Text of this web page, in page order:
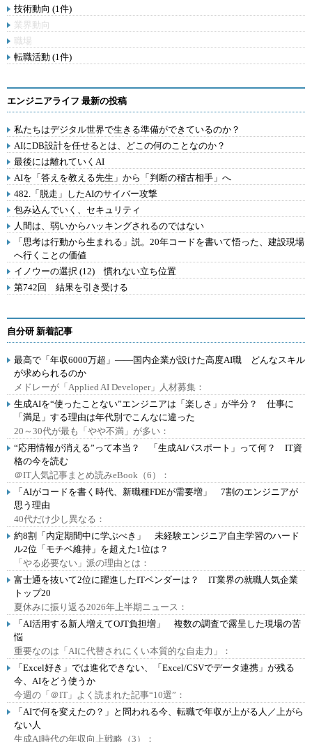
技術動向 (1件)
業界動向
職場
転職活動 (1件)
エンジニアライフ 最新の投稿
私たちはデジタル世界で生きる準備ができているのか？
AIにDB設計を任せるとは、どこの何のことなのか？
最後には離れていくAI
AIを「答えを教える先生」から「判断の稽古相手」へ
482.「脱走」したAIのサイバー攻撃
包み込んでいく、セキュリティ
人間は、弱いからハッキングされるのではない
「思考は行動から生まれる」説。20年コードを書いて悟った、建設現場
へ行くことの価値
イノウーの選択 (12) 慣れない立ち位置
第742回 結果を引き受ける
自分研 新着記事
最高で「年収6000万超」――国内企業が設けた高度AI職 どんなスキル
が求められるのか
メドレーが「Applied AI Developer」人材募集：
生成AIを“使ったことない”エンジニアは「楽しさ」が半分？ 仕事に
「満足」する理由は年代別でこんなに違った
20～30代が最も「やや不満」が多い：
“応用情報が消える”って本当？ 「生成AIパスポート」って何？ IT資
格の今を読む
＠IT人気記事まとめ読みeBook（6）：
「AIがコードを書く時代、新職種FDEが需要増」 7割のエンジニアが
思う理由
40代だけ少し異なる：
約8割「内定期間中に学ぶべき」 未経験エンジニア自主学習のハード
ル2位「モチベ維持」を超えた1位は？
「やる必要ない」派の理由とは：
富士通を抜いて2位に躍進したITベンダーは？ IT業界の就職人気企業
トップ20
夏休みに振り返る2026年上半期ニュース：
「AI活用する新人増えてOJT負担増」 複数の調査で露呈した現場の苦
悩
重要なのは「AIに代替されにくい本質的な自走力」：
「Excel好き」では進化できない、「Excel/CSVでデータ連携」が残る
今、AIをどう使うか
今週の「＠IT」よく読まれた記事“10選”：
「AIで何を変えたの？」と問われる今、転職で年収が上がる人／上がら
ない人
生成AI時代の年収向上戦略（3）：